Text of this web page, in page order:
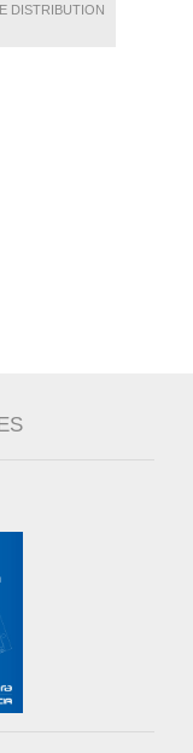
DISTRIBUTION